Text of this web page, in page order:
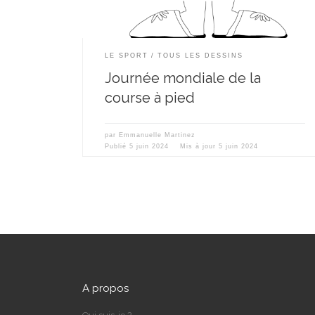
LE SPORT TOUS LES DESSINS
Journée mondiale de la
course à pied
par Emmanuelle Martinez
Publié5 juin 2024 Mis à jour5 juin 2024
A propos